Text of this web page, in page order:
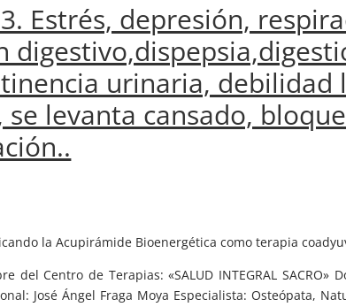
Estrés, depresión,
urinaria, debilidad
se levanta cansado,
la Acupirámide Bioenergética como terapia
del Centro de Terapias: «SALUD INTEGRAL SACRO»
José Ángel Fraga Moya Especialista: Osteópata,